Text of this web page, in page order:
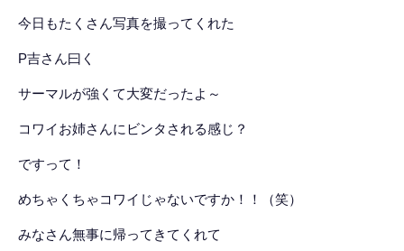
今日もたくさん写真を撮ってくれた
P吉さん曰く
サーマルが強くて大変だったよ～
コワイお姉さんにビンタされる感じ？
ですって！
めちゃくちゃコワイじゃないですか！！（笑）
みなさん無事に帰ってきてくれて